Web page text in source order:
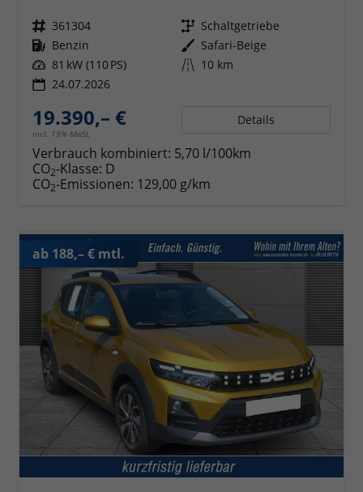
Fahrzeugnr. 361304 Getriebe Schaltgetriebe
Kraftstoff Benzin Außenfarbe Safari-Beige
Leistung 81 kW (110 PS) Kilometerstand 10 km
24.07.2026
19.390,– €
incl. 19% MwSt.
Details
Verbrauch kombiniert: 5,70 l/100km
CO2-Klasse: D
CO2-Emissionen: 129,00 g/km
ab 188,– € mtl.